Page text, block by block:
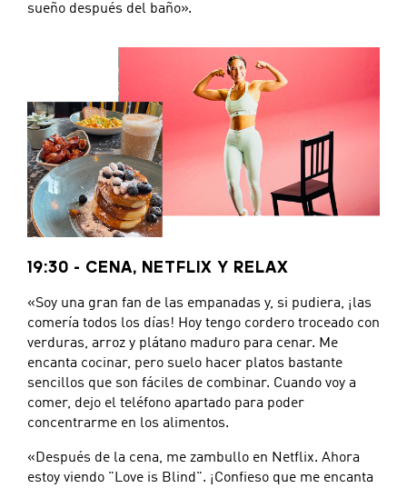
sueño después del baño».
19:30 - CENA, NETFLIX Y RELAX
«Soy una gran fan de las empanadas y, si pudiera, ¡las
comería todos los días! Hoy tengo cordero troceado con
verduras, arroz y plátano maduro para cenar. Me
encanta cocinar, pero suelo hacer platos bastante
sencillos que son fáciles de combinar. Cuando voy a
comer, dejo el teléfono apartado para poder
concentrarme en los alimentos.
«Después de la cena, me zambullo en Netflix. Ahora
estoy viendo "Love is Blind". ¡Confieso que me encanta